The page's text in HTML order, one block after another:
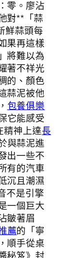
零。廖沾
對**「蒜
鮮蒜頭每
果再這樣
將難以為
著不祥光
的、顏色
蒜泥被他
包養俱樂
它能感受
精神上達長
與蒜泥進
出一些不
有的汽車
沉且潮濕
不是引擎
一個巨大
皺著眉
薦的「寧
順手從桌